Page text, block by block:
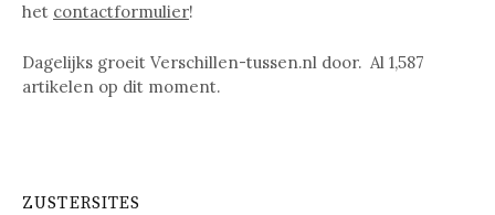
het contactformulier!
Dagelijks groeit Verschillen-tussen.nl door. Al 1,587
artikelen op dit moment.
ZUSTERSITES